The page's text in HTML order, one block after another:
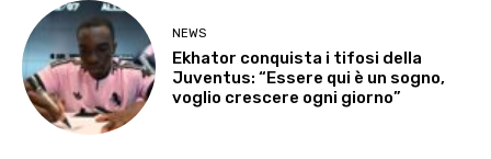
NEWS
Ekhator conquista i tifosi della
Juventus: “Essere qui è un sogno,
voglio crescere ogni giorno”